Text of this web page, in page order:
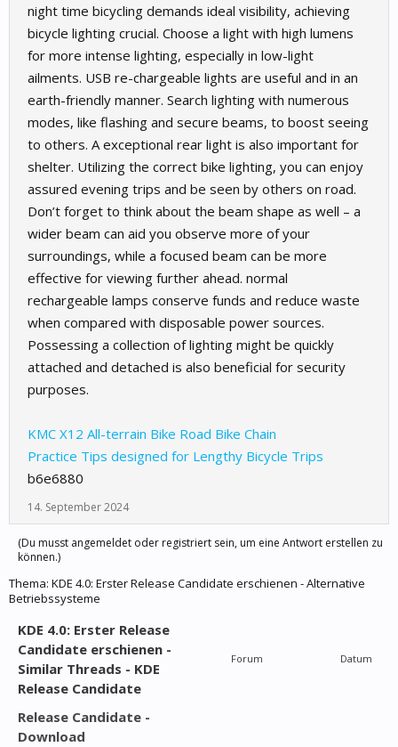
night time bicycling demands ideal visibility, achieving
bicycle lighting crucial. Choose a light with high lumens
for more intense lighting, especially in low-light
ailments. USB re-chargeable lights are useful and in an
earth-friendly manner. Search lighting with numerous
modes, like flashing and secure beams, to boost seeing
to others. A exceptional rear light is also important for
shelter. Utilizing the correct bike lighting, you can enjoy
assured evening trips and be seen by others on road.
Don’t forget to think about the beam shape as well – a
wider beam can aid you observe more of your
surroundings, while a focused beam can be more
effective for viewing further ahead. normal
rechargeable lamps conserve funds and reduce waste
when compared with disposable power sources.
Possessing a collection of lighting might be quickly
attached and detached is also beneficial for security
purposes.
KMC X12 All-terrain Bike Road Bike Chain
Practice Tips designed for Lengthy Bicycle Trips
b6e6880
14. September 2024
(Du musst angemeldet oder registriert sein, um eine Antwort erstellen zu
können.)
Thema: KDE 4.0: Erster Release Candidate erschienen - Alternative
Betriebssysteme
KDE 4.0: Erster Release
Candidate erschienen -
Similar Threads - KDE
Release Candidate
Forum Datum
Release Candidate -
Download